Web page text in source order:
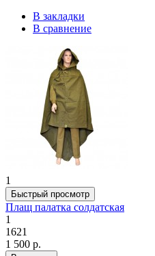
В закладки
В сравнение
1
Быстрый просмотр
Плащ палатка солдатская
1
1621
1 500 р.